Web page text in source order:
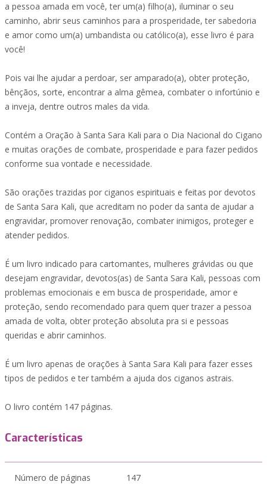
a pessoa amada em você, ter um(a) filho(a), iluminar o seu
caminho, abrir seus caminhos para a prosperidade, ter sabedoria
e amor como um(a) umbandista ou católico(a), esse livro é para
você!
Pois vai lhe ajudar a perdoar, ser amparado(a), obter proteção,
bênçãos, sorte, encontrar a alma gêmea, combater o infortúnio e
a inveja, dentre outros males da vida.
Contém a Oração à Santa Sara Kali para o Dia Nacional do Cigano
e muitas orações de combate, prosperidade e para fazer pedidos
conforme sua vontade e necessidade.
São orações trazidas por ciganos espirituais e feitas por devotos
de Santa Sara Kali, que acreditam no poder da santa de ajudar a
engravidar, promover renovação, combater inimigos, proteger e
atender pedidos.
É um livro indicado para cartomantes, mulheres grávidas ou que
desejam engravidar, devotos(as) de Santa Sara Kali, pessoas com
problemas emocionais e em busca de prosperidade, amor e
proteção, sendo recomendado para quem quer trazer a pessoa
amada de volta, obter proteção absoluta pra si e pessoas
queridas e abrir caminhos.
É um livro apenas de orações à Santa Sara Kali para fazer esses
tipos de pedidos e ter também a ajuda dos ciganos astrais.
O livro contém 147 páginas.
Características
Número de páginas 147